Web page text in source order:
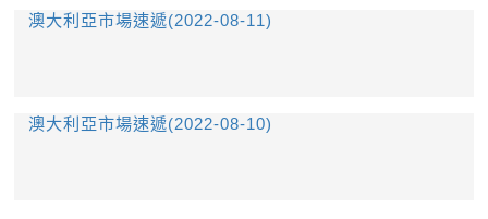
澳大利亞市場速遞(2022-08-11)
澳大利亞市場速遞(2022-08-10)